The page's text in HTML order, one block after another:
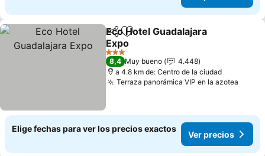
CompartirAgregar a favoritos
Eco Hotel Guadalajara
Expo
Ver precios
3 Estrellas
8,4 Muy bueno
4.448
a 4.8 km de: Centro de la ciudad
Terraza panorámica VIP en la azotea
Elige fechas para ver los precios exactos
Ver precios